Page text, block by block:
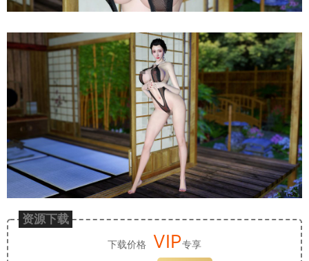
资源下载
下载价格 VIP专享